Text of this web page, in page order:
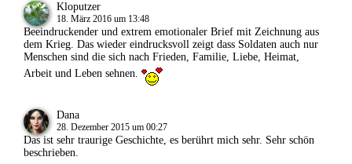
Kloputzer
18. März 2016 um 13:48
Beeindruckender und extrem emotionaler Brief mit Zeichnung aus
dem Krieg. Das wieder eindrucksvoll zeigt dass Soldaten auch nur
Menschen sind die sich nach Frieden, Familie, Liebe, Heimat,
Arbeit und Leben sehnen.
Dana
28. Dezember 2015 um 00:27
Das ist sehr traurige Geschichte, es berührt mich sehr. Sehr schön
beschrieben.